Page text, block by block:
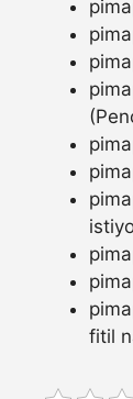
fitil